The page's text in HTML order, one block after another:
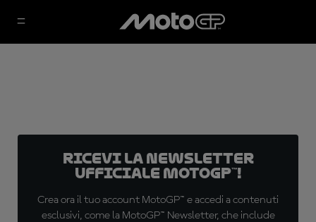
Ricevi la newsletter
ufficiale MotoGP™!
Crea ora il tuo account MotoGP™ e accedi a contenuti
esclusivi, come la MotoGP™ Newsletter, che include